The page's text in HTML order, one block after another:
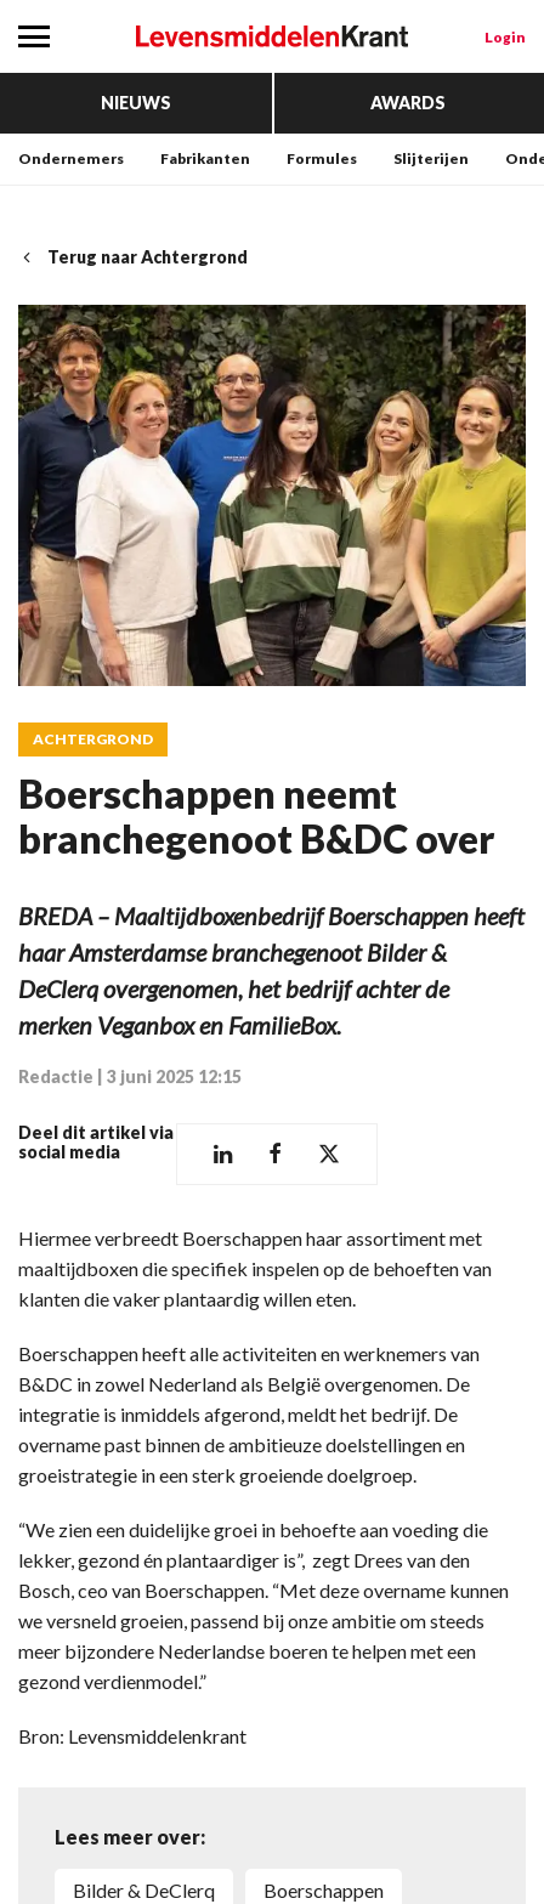
Login
NIEUWS AWARDS
Ondernemers Fabrikanten Formules Slijterijen
Terug naar Achtergrond
ACHTERGROND
Boerschappen neemt
branchegenoot B&DC over
BREDA – Maaltijdboxenbedrijf Boerschappen heeft
haar Amsterdamse branchegenoot Bilder &
DeClerq overgenomen, het bedrijf achter de
merken Veganbox en FamilieBox.
Redactie 3 juni 2025 12:15
Deel dit artikel via
social media
Hiermee verbreedt Boerschappen haar assortiment met
maaltijdboxen die specifiek inspelen op de behoeften van
klanten die vaker plantaardig willen eten.
Boerschappen heeft alle activiteiten en werknemers van
B&DC in zowel Nederland als België overgenomen. De
integratie is inmiddels afgerond, meldt het bedrijf. De
overname past binnen de ambitieuze doelstellingen en
groeistrategie in een sterk groeiende doelgroep.
“We zien een duidelijke groei in behoefte aan voeding die
lekker, gezond én plantaardiger is”, zegt Drees van den
Bosch, ceo van Boerschappen. “Met deze overname kunnen
we versneld groeien, passend bij onze ambitie om steeds
meer bijzondere Nederlandse boeren te helpen met een
gezond verdienmodel.”
Bron: Levensmiddelenkrant
Lees meer over:
Bilder & DeClerq Boerschappen